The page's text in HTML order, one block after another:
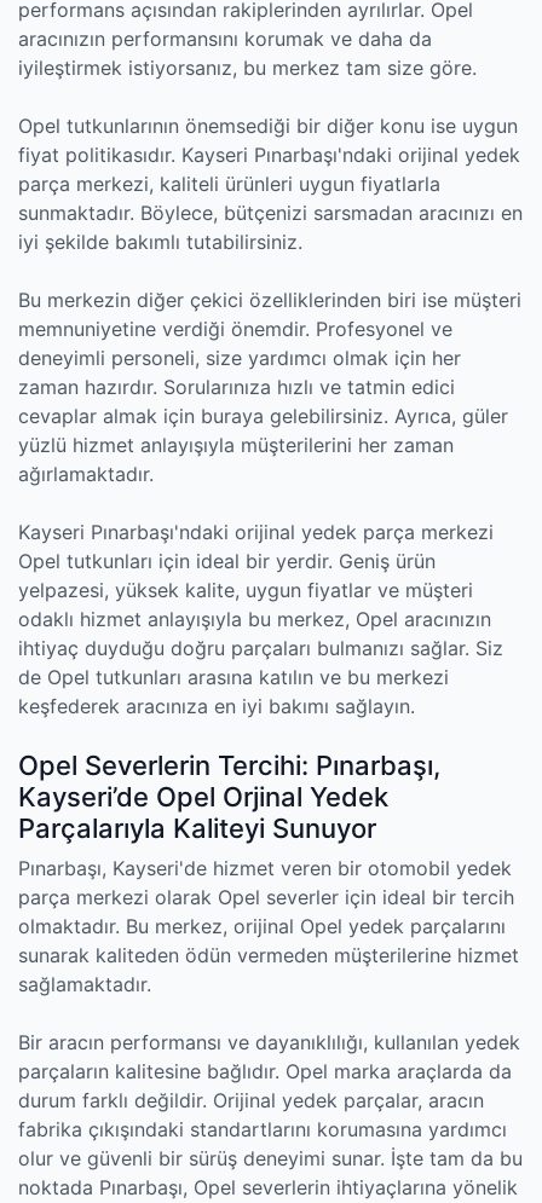
performans açısından rakiplerinden ayrılırlar. Opel
aracınızın performansını korumak ve daha da
iyileştirmek istiyorsanız, bu merkez tam size göre.
Opel tutkunlarının önemsediği bir diğer konu ise uygun
fiyat politikasıdır. Kayseri Pınarbaşı'ndaki orijinal yedek
parça merkezi, kaliteli ürünleri uygun fiyatlarla
sunmaktadır. Böylece, bütçenizi sarsmadan aracınızı en
iyi şekilde bakımlı tutabilirsiniz.
Bu merkezin diğer çekici özelliklerinden biri ise müşteri
memnuniyetine verdiği önemdir. Profesyonel ve
deneyimli personeli, size yardımcı olmak için her
zaman hazırdır. Sorularınıza hızlı ve tatmin edici
cevaplar almak için buraya gelebilirsiniz. Ayrıca, güler
yüzlü hizmet anlayışıyla müşterilerini her zaman
ağırlamaktadır.
Kayseri Pınarbaşı'ndaki orijinal yedek parça merkezi
Opel tutkunları için ideal bir yerdir. Geniş ürün
yelpazesi, yüksek kalite, uygun fiyatlar ve müşteri
odaklı hizmet anlayışıyla bu merkez, Opel aracınızın
ihtiyaç duyduğu doğru parçaları bulmanızı sağlar. Siz
de Opel tutkunları arasına katılın ve bu merkezi
keşfederek aracınıza en iyi bakımı sağlayın.
Opel Severlerin Tercihi: Pınarbaşı,
Kayseri’de Opel Orjinal Yedek
Parçalarıyla Kaliteyi Sunuyor
Pınarbaşı, Kayseri'de hizmet veren bir otomobil yedek
parça merkezi olarak Opel severler için ideal bir tercih
olmaktadır. Bu merkez, orijinal Opel yedek parçalarını
sunarak kaliteden ödün vermeden müşterilerine hizmet
sağlamaktadır.
Bir aracın performansı ve dayanıklılığı, kullanılan yedek
parçaların kalitesine bağlıdır. Opel marka araçlarda da
durum farklı değildir. Orijinal yedek parçalar, aracın
fabrika çıkışındaki standartlarını korumasına yardımcı
olur ve güvenli bir sürüş deneyimi sunar. İşte tam da bu
noktada Pınarbaşı, Opel severlerin ihtiyaçlarına yönelik